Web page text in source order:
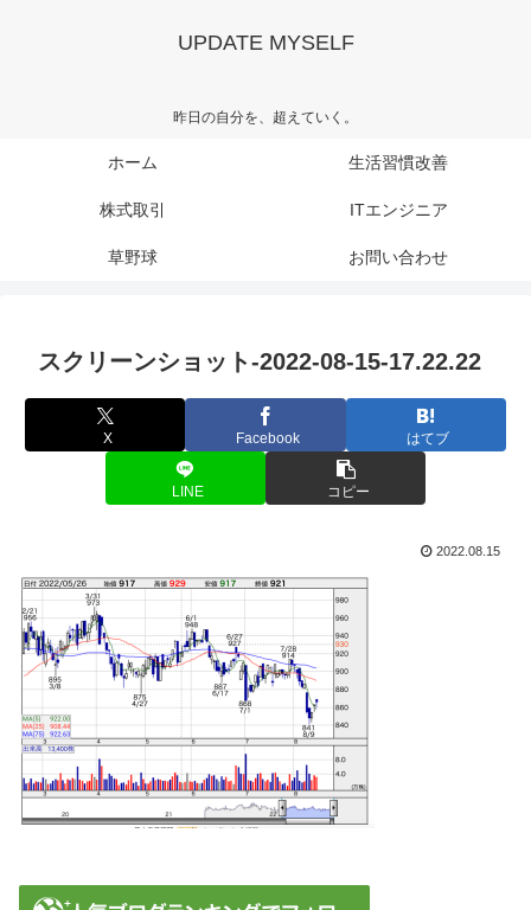
UPDATE MYSELF
昨日の自分を、超えていく。
ホーム 生活習慣改善
株式取引 ITエンジニア
草野球 お問い合わせ
スクリーンショット-2022-08-15-17.22.22
X Facebook はてブ
LINE コピー
2022.08.15